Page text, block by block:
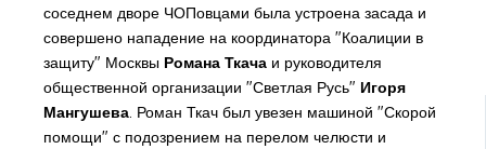
соседнем дворе ЧОПовцами была устроена засада и
совершено нападение на координатора "Коалиции в
защиту" Москвы Романа Ткачаи руководителя
общественной организации "Светлая Русь" Игоря
Мангушева. Роман Ткач был увезен машиной "Скорой
помощи" с подозрением на перелом челюсти и